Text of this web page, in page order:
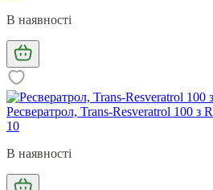
В наявності
Ресвератрол, Trans-Resveratrol 100 з
10
В наявності